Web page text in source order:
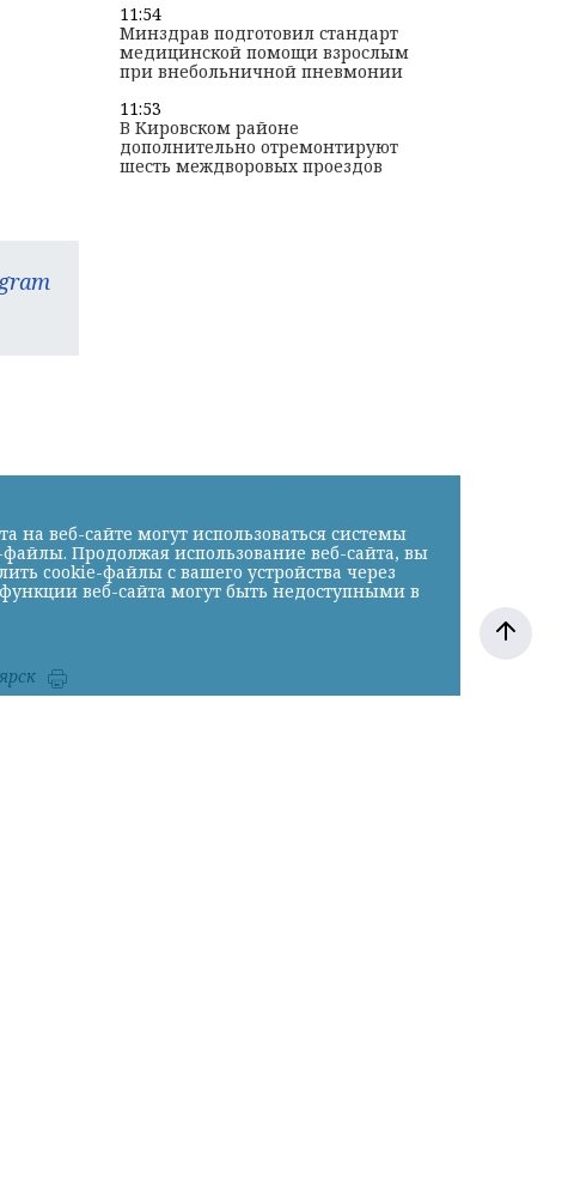
11:54
Минздрав подготовил стандарт
медицинской помощи взрослым
при внебольничной пневмонии
11:53
В Кировском районе
дополнительно отремонтируют
шесть междворовых проездов
на веб-сайте могут использоваться системы
Продолжая использование веб-сайта, вы
cookie-файлы с вашего устройства через
веб-сайта могут быть недоступными в